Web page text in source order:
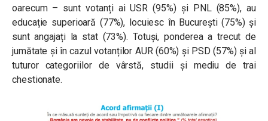
oarecum – sunt votanți ai USR (95%) și PNL (85%), au
educație superioară (77%), locuiesc în București (75%) și
sunt angajați la stat (73%). Totuși, ponderea a trecut de
jumătate și în cazul votanților AUR (60%) și PSD (57%) și al
tuturor categoriilor de vârstă, studii și mediu de trai
chestionate.